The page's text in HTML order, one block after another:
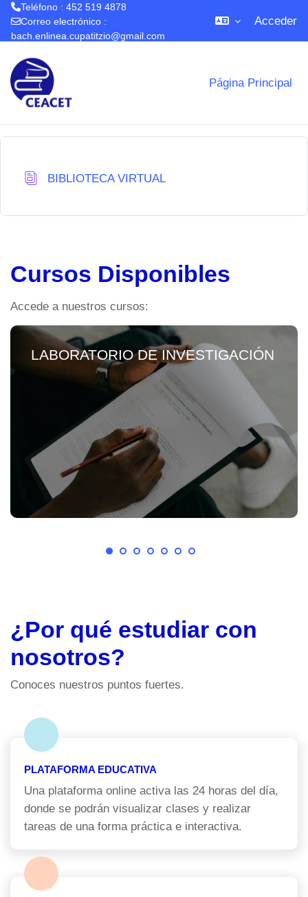
Teléfono : 452 519 4878
Correo electrónico :
bach.enlinea.cupatitzio@gmail.com
Acceder
Página Principal
BIBLIOTECA VIRTUAL
Cursos Disponibles
Accede a nuestros cursos:
LABORATORIO DE INVESTIGACIÓN
¿Por qué estudiar con
nosotros?
Conoces nuestros puntos fuertes.
PLATAFORMA EDUCATIVA
Una plataforma online activa las 24 horas del día,
donde se podrán visualizar clases y realizar
tareas de una forma práctica e interactiva.